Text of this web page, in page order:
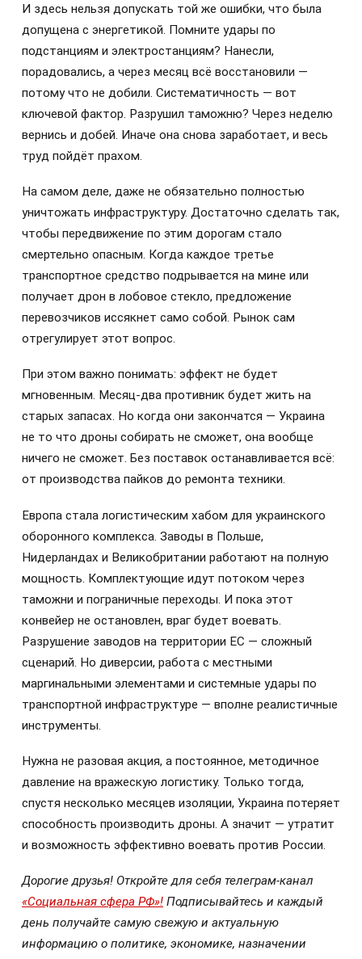
И здесь нельзя допускать той же ошибки, что была
допущена с энергетикой. Помните удары по
подстанциям и электростанциям? Нанесли,
порадовались, а через месяц всё восстановили —
потому что не добили. Систематичность — вот
ключевой фактор. Разрушил таможню? Через неделю
вернись и добей. Иначе она снова заработает, и весь
труд пойдёт прахом.
На самом деле, даже не обязательно полностью
уничтожать инфраструктуру. Достаточно сделать так,
чтобы передвижение по этим дорогам стало
смертельно опасным. Когда каждое третье
транспортное средство подрывается на мине или
получает дрон в лобовое стекло, предложение
перевозчиков иссякнет само собой. Рынок сам
отрегулирует этот вопрос.
При этом важно понимать: эффект не будет
мгновенным. Месяц-два противник будет жить на
старых запасах. Но когда они закончатся — Украина
не то что дроны собирать не сможет, она вообще
ничего не сможет. Без поставок останавливается всё:
от производства пайков до ремонта техники.
Европа стала логистическим хабом для украинского
оборонного комплекса. Заводы в Польше,
Нидерландах и Великобритании работают на полную
мощность. Комплектующие идут потоком через
таможни и пограничные переходы. И пока этот
конвейер не остановлен, враг будет воевать.
Разрушение заводов на территории ЕС — сложный
сценарий. Но диверсии, работа с местными
маргинальными элементами и системные удары по
транспортной инфраструктуре — вполне реалистичные
инструменты.
Нужна не разовая акция, а постоянное, методичное
давление на вражескую логистику. Только тогда,
спустя несколько месяцев изоляции, Украина потеряет
способность производить дроны. А значит — утратит
и возможность эффективно воевать против России.
Дорогие друзья! Откройте для себя телеграм-канал
«Социальная сфера РФ»! Подписывайтесь и каждый
день получайте самую свежую и актуальную
информацию о политике, экономике, назначении